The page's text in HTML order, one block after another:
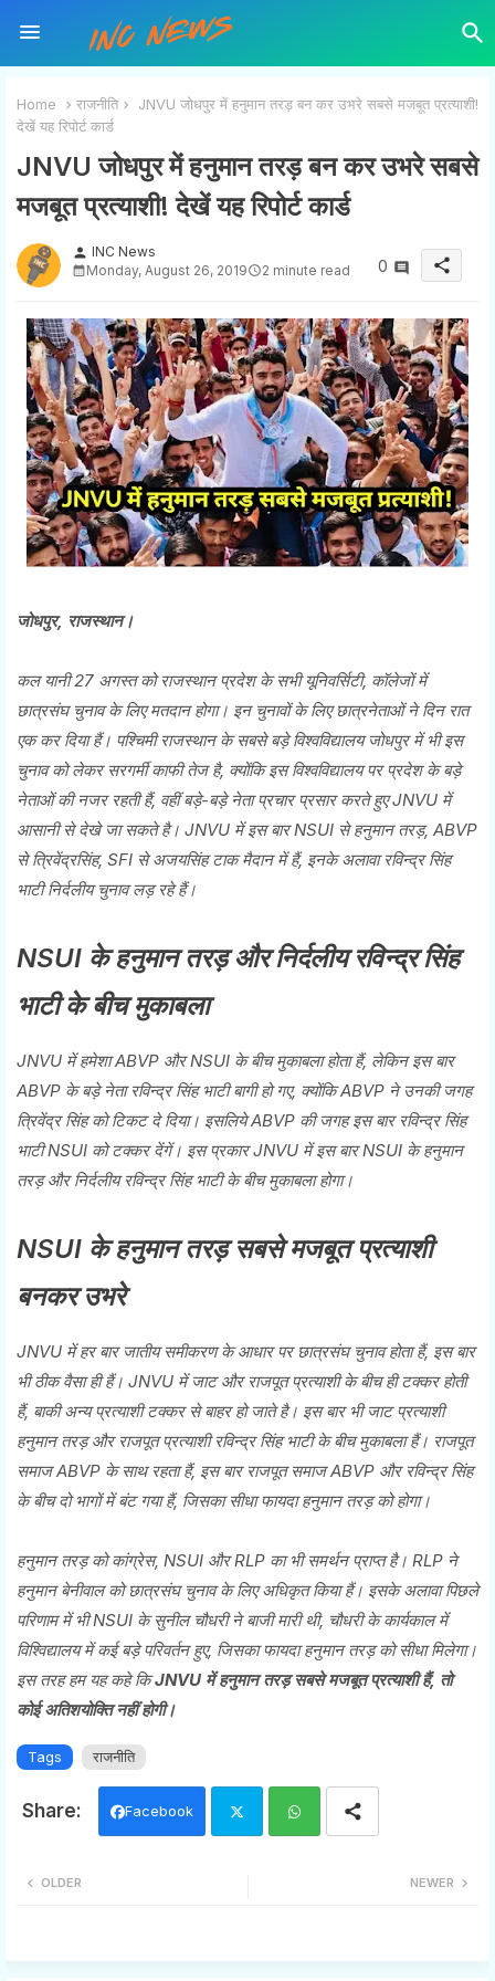
Home राजनीति
JNVU जोधपुर में हनुमान तरड़ बन कर उभरे सबसे मजबूत प्रत्याशी!
देखें यह रिपोर्ट कार्ड
JNVU जोधपुर में हनुमान तरड़ बन कर उभरे सबसे
मजबूत प्रत्याशी! देखें यह रिपोर्ट कार्ड
person INC News
Monday, August 26, 2019
2 minute read 0 share
जोधपुर, राजस्थान।
कल यानी 27 अगस्त को राजस्थान प्रदेश के सभी यूनिवर्सिटी, कॉलेजों में
छात्रसंघ चुनाव के लिए मतदान होगा। इन चुनावों के लिए छात्रनेताओं ने दिन रात
एक कर दिया हैं। पश्चिमी राजस्थान के सबसे बड़े विश्वविद्यालय जोधपुर में भी इस
चुनाव को लेकर सरगर्मी काफी तेज है, क्योंकि इस विश्वविद्यालय पर प्रदेश के बड़े
नेताओं की नजर रहती हैं, वहीं बड़े-बड़े नेता प्रचार प्रसार करते हुए JNVU में
आसानी से देखे जा सकते है। JNVU में इस बार NSUI से हनुमान तरड़, ABVP
से त्रिवेंद्रसिंह, SFI से अजयसिंह टाक मैदान में हैं, इनके अलावा रविन्द्र सिंह
भाटी निर्दलीय चुनाव लड़ रहे हैं।
NSUI के हनुमान तरड़ और निर्दलीय रविन्द्र सिंह
भाटी के बीच मुकाबला
JNVU में हमेशा ABVP और NSUI के बीच मुकाबला होता हैं, लेकिन इस बार
ABVP के बड़े नेता रविन्द्र सिंह भाटी बागी हो गए, क्योंकि ABVP ने उनकी जगह
त्रिवेंद्र सिंह को टिकट दे दिया। इसलिये ABVP की जगह इस बार रविन्द्र सिंह
भाटी NSUI को टक्कर देंगें। इस प्रकार JNVU में इस बार NSUI के हनुमान
तरड़ और निर्दलीय रविन्द्र सिंह भाटी के बीच मुकाबला होगा।
NSUI के हनुमान तरड़ सबसे मजबूत प्रत्याशी
बनकर उभरे
JNVU में हर बार जातीय समीकरण के आधार पर छात्रसंघ चुनाव होता हैं, इस बार
भी ठीक वैसा ही हैं। JNVU में जाट और राजपूत प्रत्याशी के बीच ही टक्कर होती
हैं, बाकी अन्य प्रत्याशी टक्कर से बाहर हो जाते है। इस बार भी जाट प्रत्याशी
हनुमान तरड़ और राजपूत प्रत्याशी रविन्द्र सिंह भाटी के बीच मुकाबला हैं। राजपूत
समाज ABVP के साथ रहता हैं, इस बार राजपूत समाज ABVP और रविन्द्र सिंह
के बीच दो भागों में बंट गया हैं, जिसका सीधा फायदा हनुमान तरड़ को होगा।
हनुमान तरड़ को कांग्रेस, NSUI और RLP का भी समर्थन प्राप्त है। RLP ने
हनुमान बेनीवाल को छात्रसंघ चुनाव के लिए अधिकृत किया हैं। इसके अलावा पिछले
परिणाम में भी NSUI के सुनील चौधरी ने बाजी मारी थी, चौधरी के कार्यकाल में
विश्विद्यालय में कई बड़े परिवर्तन हुए, जिसका फायदा हनुमान तरड़ को सीधा मिलेगा।
इस तरह हम यह कहे किJNVU में हनुमान तरड़ सबसे मजबूत प्रत्याशी हैं, तो
कोई अतिशयोक्ति नहीं होगी।
Tags राजनीति
Facebook
NEWER
OLDER